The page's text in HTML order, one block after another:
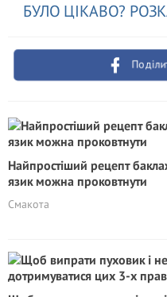
БУЛО ЦІКАВО?
Найпростіший рецепт
язик можна проковтнути
Смакота